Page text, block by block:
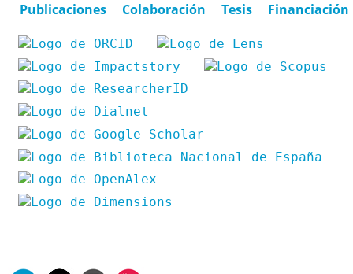
Publicaciones Colaboración Tesis Financiación